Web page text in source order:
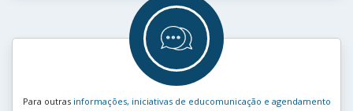
Para outras informações, iniciativas de educomunicação e agendamento